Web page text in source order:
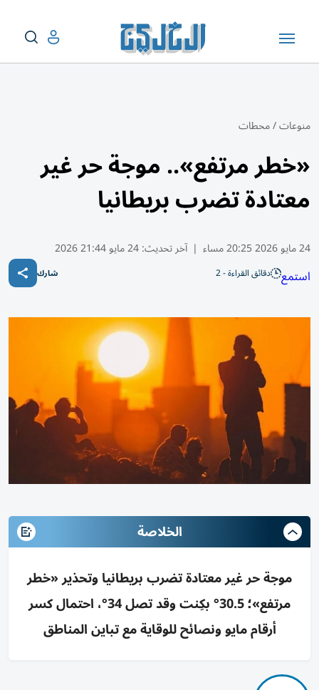
منوعات/محطات
«خطر مرتفع».. موجة حر غير
معتادة تضرب بريطانيا
24 مايو 2026 20:25 مساء | آخر تحديث:24 مايو 21:44 2026
استمع دقائق القراءة - 2 شارك
الخلاصة
موجة حر غير معتادة تضرب بريطانيا وتحذير «خطر
مرتفع»؛ 30.5° بكِنت وقد تصل 34°، احتمال كسر
أرقام مايو ونصائح للوقاية مع تباين المناطق